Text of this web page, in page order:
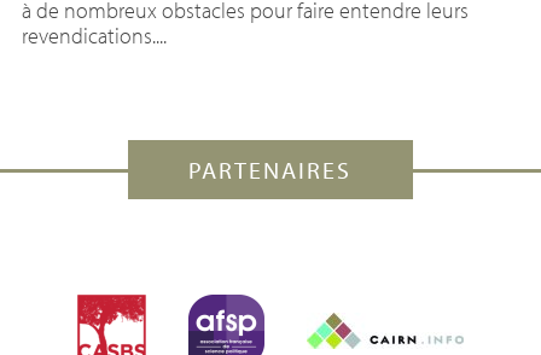
à de nombreux obstacles pour faire entendre leurs
revendications....
PARTENAIRES